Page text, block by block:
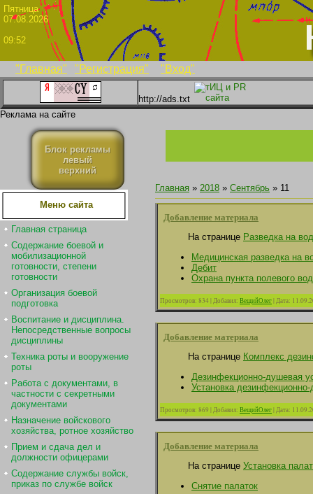
"Главная" "Регистрация" "Вход"
07.08.2026
09:52
http://ads.txt
Реклама на сайте
Блок рекламы
левый
верхний
Меню сайта
Главная страница
Содержание боевой и
мобилизационной
готовности, степени
готовности
Организация боевой
подготовка
Воспитание и дисциплина.
Непосредственные вопросы
дисциплины
Техника роты и вооружение
роты
Работа с документами, в
частности с секретными
документами
Назначение войскового
хозяйства, ротное хозяйство
Прием и сдача дел и
должности офицерами
Содержание службы войск,
приказ по службе войск
Главная » 2018 » Сентябрь » 11
Добавление материала
На странице Разведка на
Медицинская разведка на
Дебит
Охрана пункта полевого
Просмотров: 834|Добавил: ВещийОлег|Дата:
Добавление материала
На странице Комплекс
Дезинфекционно-душевая
Установка
Просмотров: 869 |Добавил: ВещийОлег|Дата:
Добавление материала
На странице Установка
Снятие палаток